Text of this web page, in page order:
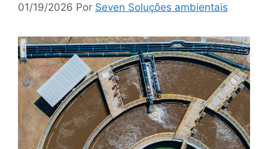
01/19/2026 Por Seven Soluções ambientais